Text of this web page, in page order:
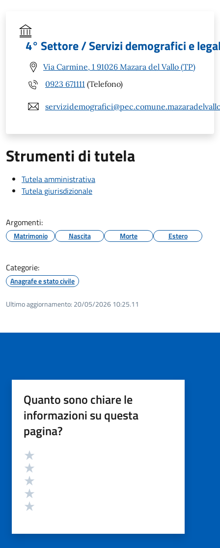
4° Settore / Servizi demografici e
Via Carmine, 1 91026 Mazara del Vallo (TP)
0923 671111 (Telefono)
Strumenti di tutela
Tutela amministrativa
Tutela giurisdizionale
Argomenti:
Matrimonio Nascita Morte Estero
Categorie:
Anagrafe e stato civile
Ultimo aggiornamento: 20/05/2026 10:25.11
Quanto sono chiare le
informazioni su questa
pagina?
Valutazione